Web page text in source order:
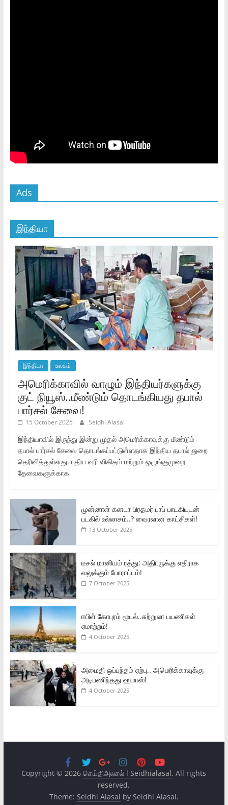
Ads
இந்தியா
இந்தியா உலகம்
அமெரிக்காவில் வாழும் இந்தியர்களுக்கு
குட் நியூஸ்..மீண்டும் தொடங்கியது தபால்
பார்சல் சேவை!
15 October 2025 Seidhi Alasal
இந்தியாவில் இருந்து இன்று முதல் அமெரிக்காவுக்கு மீண்டும்
தபால் பார்சல் சேவை தொடங்கப்பட்டுள்ளதாக இந்திய தபால் துறை
தெரிவித்துள்ளது. புதிய வரி விகிதம் மற்றும் ஒழுங்குமுறை
தேவைகளுக்காக
முன்னாள் கனடா பிரதமர் பாப் பாடகியுடன்
படகில் உல்லாசம்..? வைரலான காட்சிகள்!
13 October 2025
டீசல் மானியம் ரத்து: அதிபருக்கு எதிராக
வலுக்கும் போராட்டம்!
7 October 2025
ஈபிள் கோபுரம் மூடல்..சுற்றுலா பயணிகள்
ஏமாற்றம்!
4 October 2025
அமைதி ஒப்பந்தம் ஏற்பு.. அமெரிக்காவுக்கு
அடிபணிந்தது ஹமாஸ்!
4 October 2025
Copyright © 2026செய்திஅலசல் l Seidhialasal. All rights
reserved.
Theme: Seidhi Alasal by Seidhi Alasal.